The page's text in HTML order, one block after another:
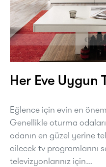
Her Eve Uygun
Eğlence için evin en
Genellikle oturma
odanın en güzel yerine
ailecek tv programlarını
televizyonlarınız için…